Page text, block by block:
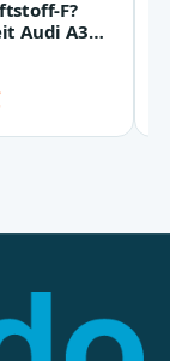
F?
Audi A3
Leon